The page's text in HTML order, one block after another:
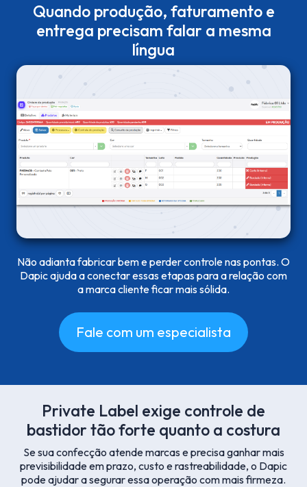
Quando produção, faturamento e
entrega precisam falar a mesma
língua
Não adianta fabricar bem e perder controle nas pontas. O
Dapic ajuda a conectar essas etapas para a relação com
a marca cliente ficar mais sólida.
Fale com um especialista
Private Label exige controle de
bastidor tão forte quanto a costura
Se sua confecção atende marcas e precisa ganhar mais
previsibilidade em prazo, custo e rastreabilidade, o Dapic
pode ajudar a segurar essa operação com mais firmeza.